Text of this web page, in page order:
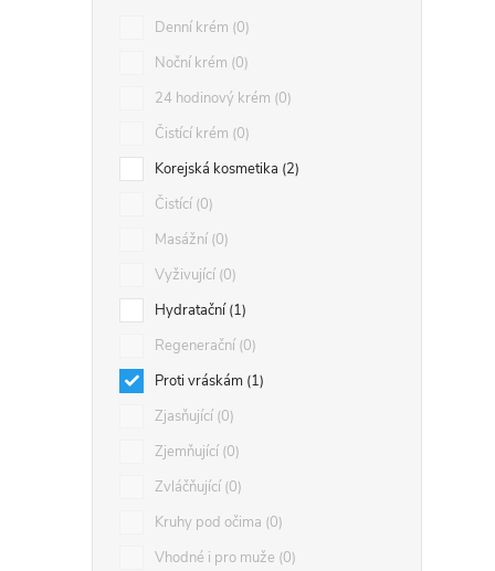
Denní krém 0
Noční krém 0
24 hodinový krém 0
Čistící krém 0
Korejská kosmetika 2
Čistící 0
Masážní 0
Vyživující 0
Hydratační 1
Regenerační 0
Proti vráskám 1
Zjasňující 0
Zjemňující 0
Zvláčňující 0
Kruhy pod očima 0
Vhodné i pro muže 0